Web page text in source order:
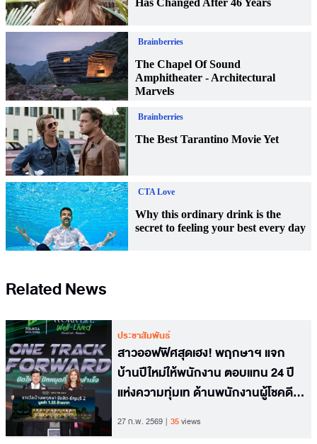
Related News
ประชาสัมพันธ์
สาวออฟฟิศสุดเฮง! พฤกษาฯ แจก
บ้านปีใหม่ให้พนักงาน ตอบแทน 24 ปี
แห่งความทุ่มเท ด้านพนักงานผู้โชคดี
เผยบริษัทมี แจกบ้าน–คอนโด ให้
พนักงานต่อเนื่องทุกปี
27 ก.พ. 2569 35views